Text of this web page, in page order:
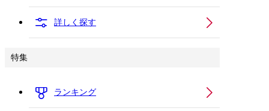
詳しく探す
特集
ランキング